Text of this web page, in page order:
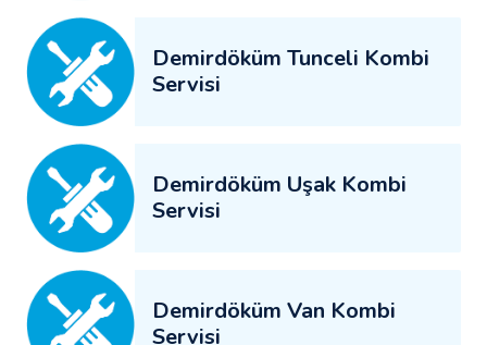
Demirdöküm Tunceli Kombi
Servisi
Demirdöküm Uşak Kombi
Servisi
Demirdöküm Van Kombi
Servisi